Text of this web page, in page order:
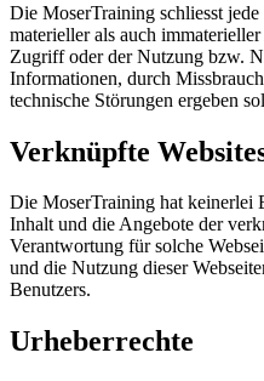
Die MoserTraining schliesst
materieller als auch
Zugriff oder der Nutzung bzw.
Informationen, durch
technische Störungen ergeben
Verknüpfte
Die MoserTraining hat keinerlei
Inhalt und die Angebote der
Verantwortung für solche
und die Nutzung dieser
Benutzers.
Urheberrechte